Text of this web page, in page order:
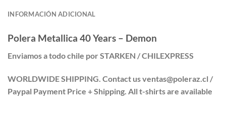
INFORMACIÓN ADICIONAL
Polera Metallica 40 Years – Demon
Enviamos a todo chile por STARKEN / CHILEXPRESS
WORLDWIDE SHIPPING. Contact us ventas@poleraz.cl /
Paypal Payment Price + Shipping. All t-shirts are available